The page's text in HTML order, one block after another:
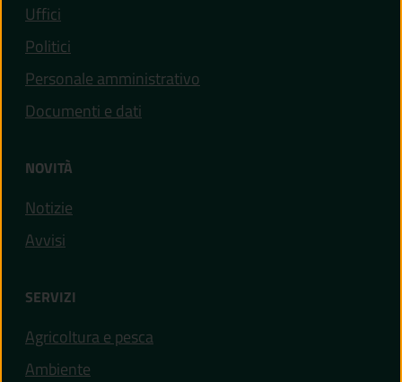
Uffici
Politici
Personale amministrativo
Documenti e dati
NOVITÀ
Notizie
Avvisi
SERVIZI
Agricoltura e pesca
Ambiente